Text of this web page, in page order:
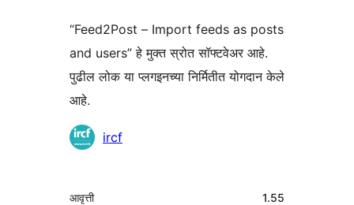
“Feed2Post – Import feeds as posts
and users” हे मुक्त स्रोत सॉफ्टवेअर आहे.
पुढील लोक या प्लगइनच्या निर्मितीत योगदान केले
आहे.
योगदानकर्ते
ircf
मेटा
आवृत्ती 1.55